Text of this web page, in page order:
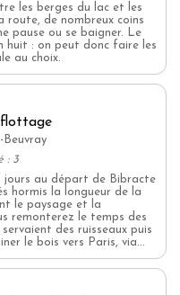
les berges du lac et les
route, de nombreux coins
pause ou se baigner. Le
huit : on peut donc faire les
au choix.
flottage
Beuvray
: 3
jours au départ de Bibracte
hormis la longueur de la
le paysage et la
remonterez le temps des
des ruisseaux puis
le bois vers Paris, via...